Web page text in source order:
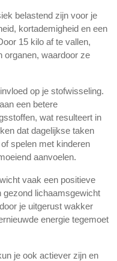
belastend zijn voor je
kortademigheid en een
15 kilo af te vallen,
organen, waardoor ze
op je stofwisseling.
een betere
wat resulteert in
dat dagelijkse taken
spelen met kinderen
aanvoelen.
vaak een positieve
gezond lichaamsgewicht
je uitgerust wakker
energie tegemoet
je ook actiever zijn en